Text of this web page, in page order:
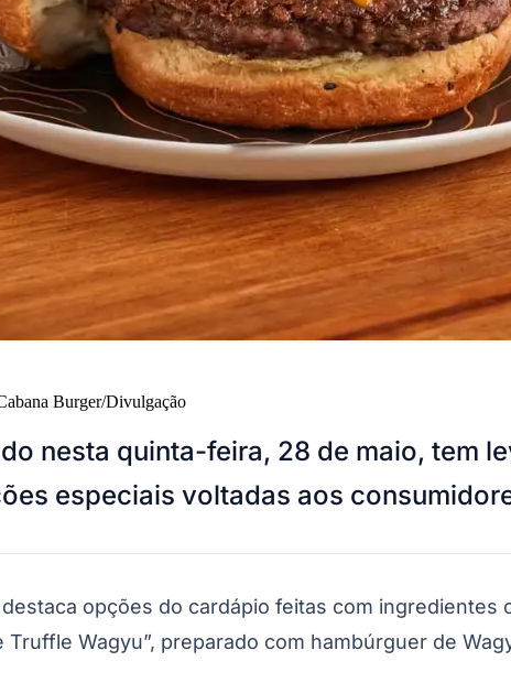
Burger/Divulgação
nesta quinta-feira, 28 de maio, tem
especiais voltadas aos
destaca opções do cardápio feitas com
Wagyu”, preparado com hambúrguer de